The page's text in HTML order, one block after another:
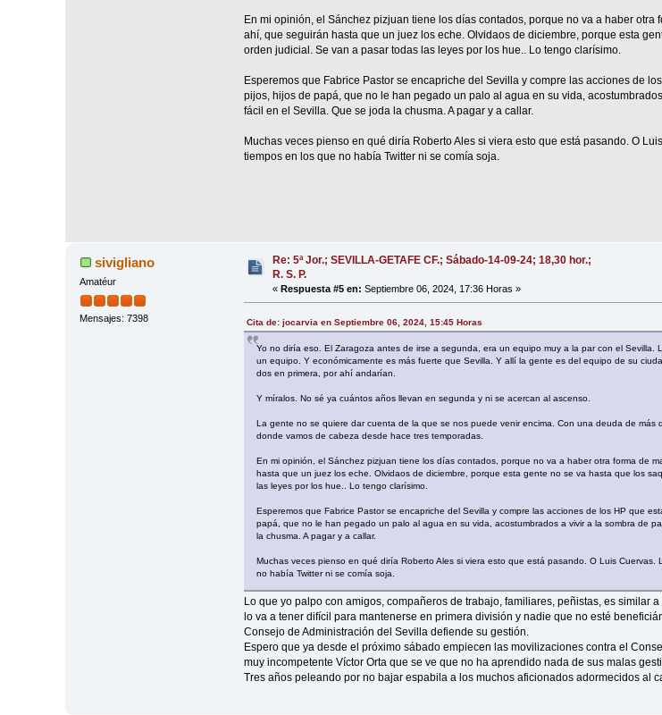
En mi opinión, el Sánchez pizjuan tiene los días contados, porque no va a haber otra
ahí, que seguirán hasta que un juez los eche. Olvidaos de diciembre, porque esta
orden judicial. Se van a pasar todas las leyes por los hue.. Lo tengo clarísimo.
Esperemos que Fabrice Pastor se encapriche del Sevilla y compre las acciones de
pijos, hijos de papá, que no le han pegado un palo al agua en su vida,
fácil en el Sevilla. Que se joda la chusma. A pagar y a callar.
Muchas veces pienso en qué diría Roberto Ales si viera esto que está pasando. O
tiempos en los que no había Twitter ni se comía soja.
sivigliano
Amatéur
Mensajes: 7398
Re: 5ª Jor.; SEVILLA-GETAFE CF.; Sábado-14-09-24; 18,30 hor.;
R. S. P.
«Respuesta #5 en: Septiembre 06, 2024, 17:36 Horas »
Cita de: jocarvia en Septiembre 06, 2024, 15:45 Horas
Yo no diría eso. El Zaragoza antes de irse a segunda, era un equipo muy a la par con el Sevilla.
un equipo. Y económicamente es más fuerte que Sevilla. Y allí la gente es del equipo de su
dos en primera, por ahí andarían.
Y míralos. No sé ya cuántos años llevan en segunda y ni se acercan al ascenso.
La gente no se quiere dar cuenta de la que se nos puede venir encima. Con una deuda de más
donde vamos de cabeza desde hace tres temporadas.
En mi opinión, el Sánchez pizjuan tiene los días contados, porque no va a haber otra forma de
hasta que un juez los eche. Olvidaos de diciembre, porque esta gente no se va hasta que los
las leyes por los hue.. Lo tengo clarísimo.
Esperemos que Fabrice Pastor se encapriche del Sevilla y compre las acciones de los HP que
papá, que no le han pegado un palo al agua en su vida, acostumbrados a vivir a la sombra de
la chusma. A pagar y a callar.
Muchas veces pienso en qué diría Roberto Ales si viera esto que está pasando. O Luis
no había Twitter ni se comía soja.
Lo que yo palpo con amigos, compañeros de trabajo, familiares, peñistas, es similar
lo va a tener difícil para mantenerse en primera división y nadie que no esté
Consejo de Administración del Sevilla defiende su gestión.
Espero que ya desde el próximo sábado empiecen las movilizaciones contra el
muy incompetente Víctor Orta que se ve que no ha aprendido nada de sus malas
Tres años peleando por no bajar espabila a los muchos aficionados adormecidos al